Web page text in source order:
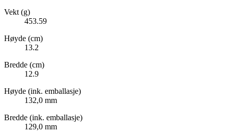
Vekt (g)
453.59
Høyde (cm)
13.2
Bredde (cm)
12.9
Høyde (ink. emballasje)
132,0 mm
Bredde (ink. emballasje)
129,0 mm